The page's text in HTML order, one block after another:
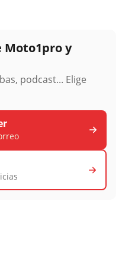
Moto1pro y
podcast... Elige